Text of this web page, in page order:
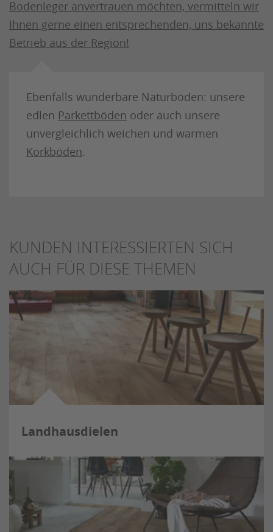
Bodenleger anvertrauen möchten, vermitteln wir
Ihnen gerne einen entsprechenden, uns bekannte
Betrieb aus der Region!
Ebenfalls wunderbare Naturböden: unsere
edlen Parkettböden oder auch unsere
unvergleichlich weichen und warmen
Korkböden.
KUNDEN INTERESSIERTEN SICH
AUCH FÜR DIESE THEMEN
Landhausdielen